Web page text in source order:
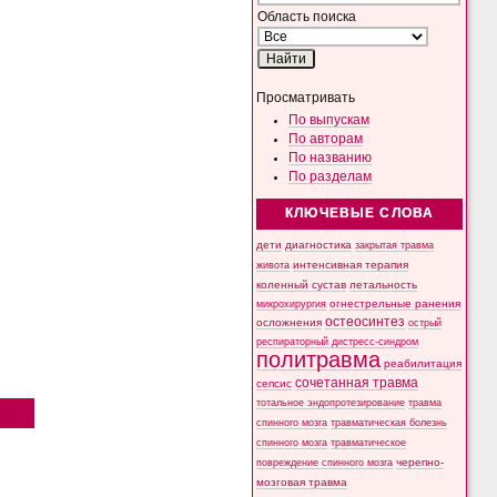
Область поиска
Просматривать
По выпускам
По авторам
По названию
По разделам
КЛЮЧЕВЫЕ СЛОВА
дети диагностика закрытая травма
живота интенсивная терапия
коленный сустав летальность
микрохирургия огнестрельные ранения
осложнения остеосинтез острый
респираторный дистресс-синдром
политравма реабилитация
сепсис сочетанная травма
тотальное эндопротезирование травма
спинного мозга травматическая болезнь
спинного мозга травматическое
повреждение спинного мозга черепно-
мозговая травма